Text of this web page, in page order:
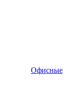
Офисные